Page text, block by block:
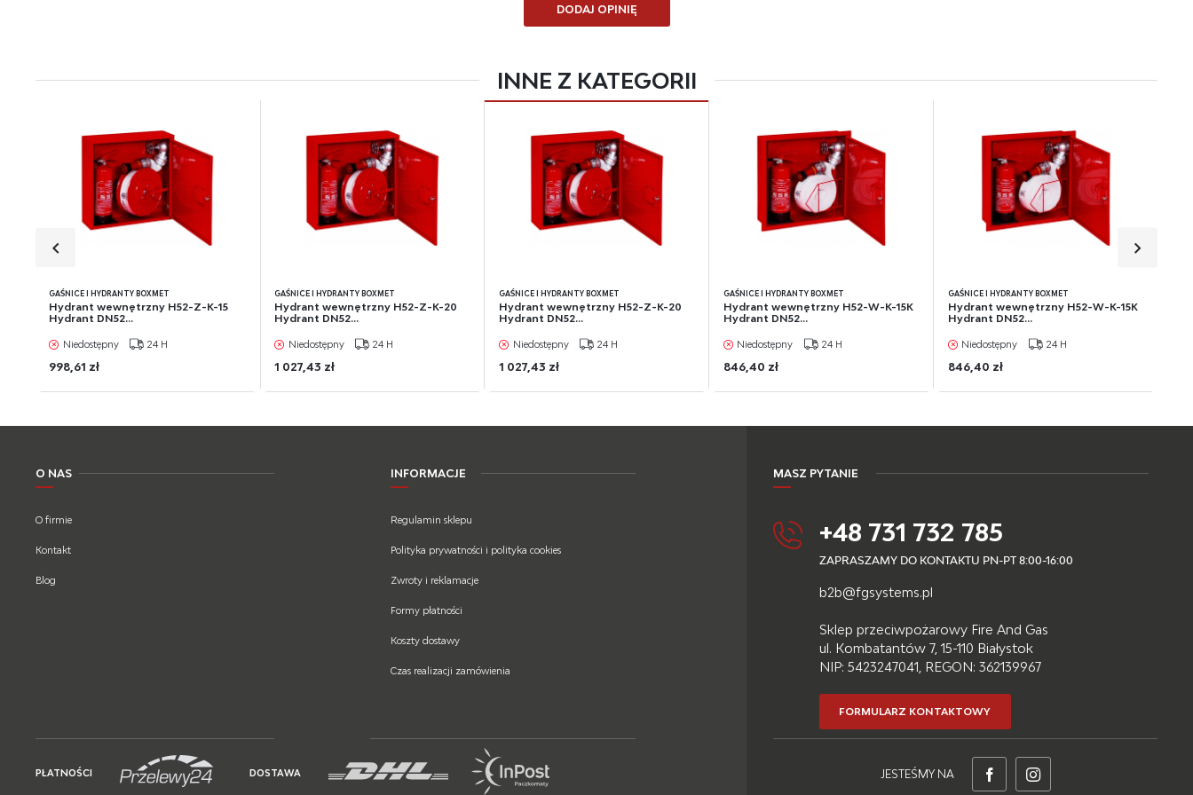
DODAJ OPINIĘ
INNE Z KATEGORII
GAŚNICE I HYDRANTY BOXMET
Hydrant wewnętrzny H52-Z-K-15
Hydrant DN52...
Niedostępny 24 H
998,61 zł
GAŚNICE I HYDRANTY BOXMET
Hydrant wewnętrzny H52-Z-K-20
Hydrant DN52...
Niedostępny 24 H
1 027,43 zł
GAŚNICE I HYDRANTY BOXMET
Hydrant wewnętrzny H52-Z-K-20
Hydrant DN52...
Niedostępny 24 H
1 027,43 zł
GAŚNICE I HYDRANTY BOXMET
Hydrant wewnętrzny H52-W-K-15K
Hydrant DN52...
Niedostępny 24 H
846,40 zł
GAŚNICE I HYDRANTY BOXMET
Hydrant wewnętrzny H52-W-K-15K
Hydrant DN52...
Niedostępny 24 H
846,40 zł
O NAS
O firmie
Kontakt
Blog
INFORMACJE
Regulamin sklepu
Polityka prywatności i polityka cookies
Zwroty i reklamacje
Formy płatności
Koszty dostawy
Czas realizacji zamówienia
MASZ PYTANIE
+48 731 732 785
ZAPRASZAMY DO KONTAKTU PN-PT 8:00-16:00
b2b@fgsystems.pl
Sklep przeciwpożarowy Fire And Gas
ul. Kombatantów 7, 15-110 Białystok
NIP: 5423247041, REGON: 362139967
FORMULARZ KONTAKTOWY
JESTEŚMY NA
PŁATNOŚCI DOSTAWA
będących naszymi partnerami oraz innych dostawców usług. Firmy te działają w charakterze
pośredników prezentujących nasze treści w postaci wiadomości, ofert, komunikatów mediów